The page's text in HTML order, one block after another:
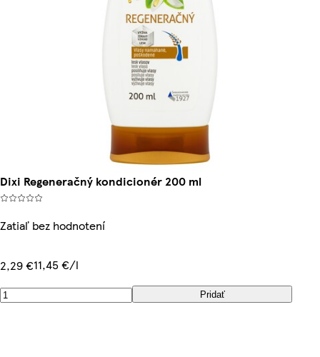
Dixi Regeneračný kondicionér 200 ml
Zatiaľ bez hodnotení
2,29 €11,45 €/l
Pridať